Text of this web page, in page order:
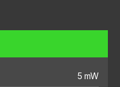
5 mW